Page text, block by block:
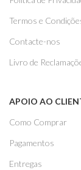
Termos e
Contacte-nos
Livro de
APOIO AO
Como Comprar
Pagamentos
Entregas